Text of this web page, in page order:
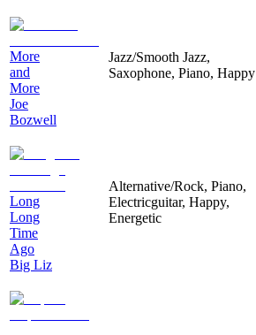
More
and
More
Joe
Bozwell
Jazz/Smooth Jazz,
Saxophone, Piano, Happy
Long
Long
Time
Ago
Big Liz
Alternative/Rock, Piano,
Electricguitar, Happy,
Energetic